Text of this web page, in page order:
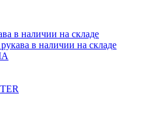
в наличии на складе
в наличии на складе